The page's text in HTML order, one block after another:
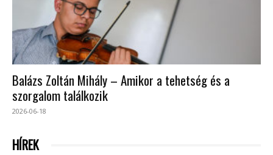
Balázs Zoltán Mihály – Amikor a tehetség és a
szorgalom találkozik
2026-06-18
HÍREK